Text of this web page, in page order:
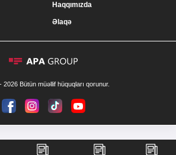
Haqqımızda
Əlaqə
2026 Bütün müəllif hüquqları qorunur.